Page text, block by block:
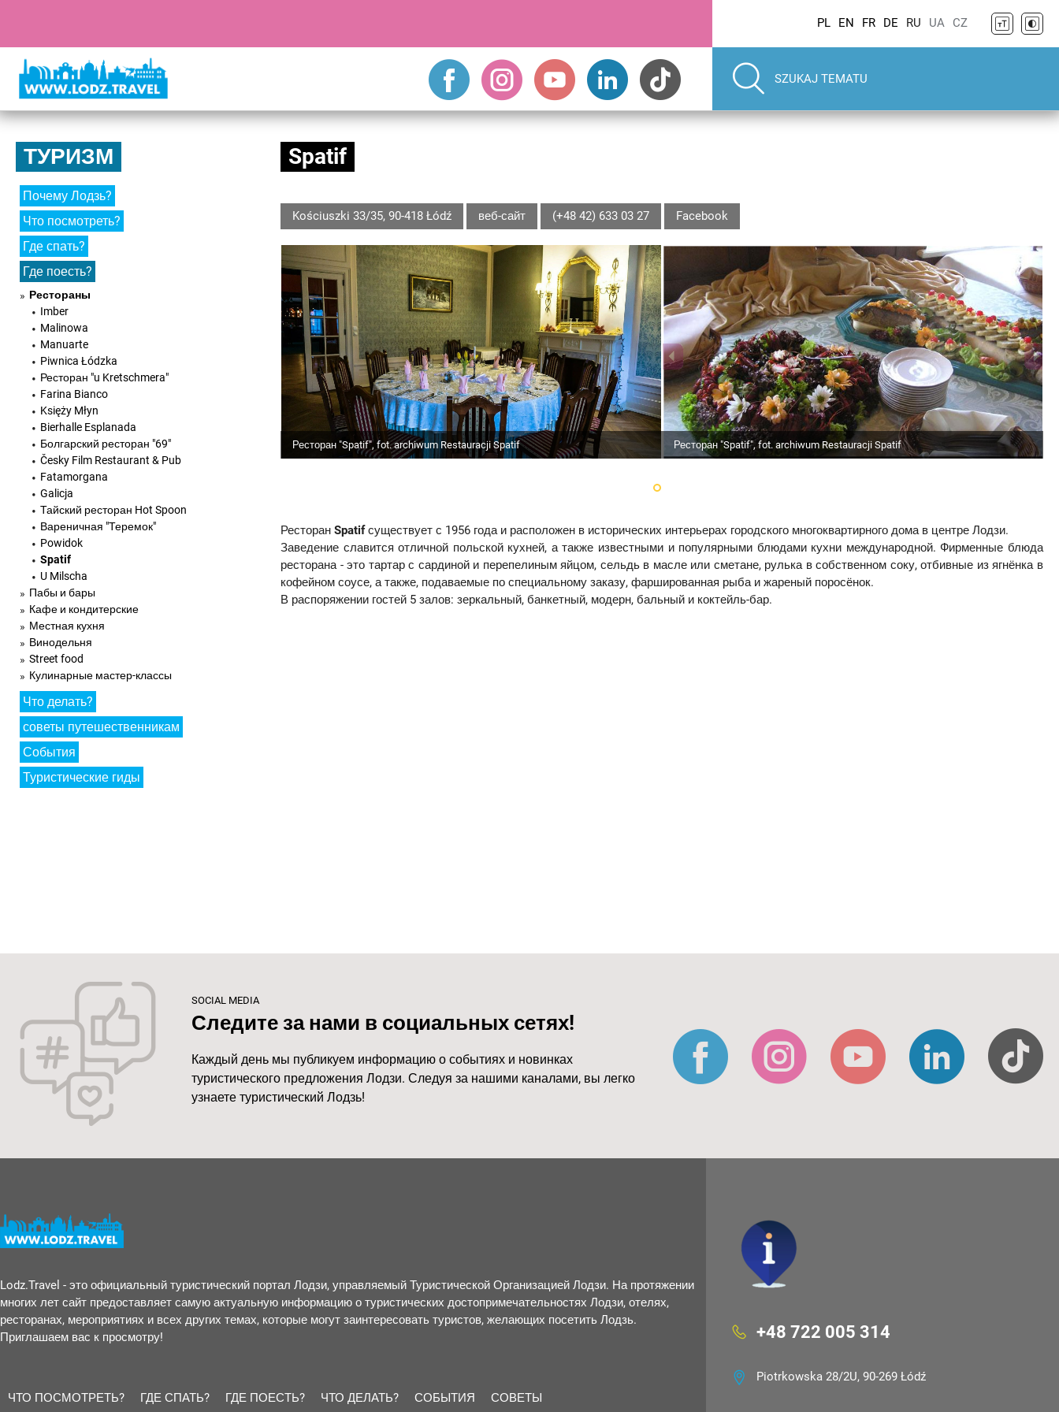
PL EN FR DE RU UA CZ
ТУРИЗМ
Почему Лодзь?
Что посмотреть?
Где спать?
Где поесть?
Рестораны
Imber
Malinowa
Manuarte
Piwnica Łódzka
Ресторан "u Kretschmera"
Farina Bianco
Księży Młyn
Bierhalle Esplanada
Болгарский ресторан "69"
Česky Film Restaurant & Pub
Fatamorgana
Galicja
Тайский ресторан Hot Spoon
Вареничная "Теремок"
Powidok
Spatif
U Milscha
Пабы и бары
Кафе и кондитерские
Местная кухня
Винодельня
Street food
Кулинарные мастер-классы
Что делать?
советы путешественникам
События
Туристические гиды
Spatif
Kościuszki 33/35, 90-418 Łódź веб-сайт (+48 42) 633 03 27 Facebook
Ресторан "Spatif", fot. archiwum Restauracji Spatif Ресторан "Spatif", fot. archiwum Restauracji Spatif
Ресторан Spatifсуществует с 1956 года и расположен в исторических интерьерах городского многоквартирного дома в центре Лодзи.
Заведение славится отличной польской кухней, а также известными и популярными блюдами кухни международной. Фирменные блюда
ресторана - это тартар с сардиной и перепелиным яйцом, сельдь в масле или сметане, рулька в собственном соку, отбивные из ягнёнка в
кофейном соусе, а также, подаваемые по специальному заказу, фаршированная рыба и жареный поросёнок.
В распоряжении гостей 5 залов: зеркальный, банкетный, модерн, бальный и коктейль-бар.
SOCIAL MEDIA
Следите за нами в социальных сетях!
Каждый день мы публикуем информацию о событиях и новинках
туристического предложения Лодзи. Следуя за нашими каналами, вы легко
узнаете туристический Лодзь!
Lodz.Travel - это официальный туристический портал Лодзи, управляемый Туристической Организацией Лодзи. На протяжении
многих лет сайт предоставляет самую актуальную информацию о туристических достопримечательностях Лодзи, отелях,
ресторанах, мероприятиях и всех других темах, которые могут заинтересовать туристов, желающих посетить Лодзь.
Приглашаем вас к просмотру!
ЧТО ПОСМОТРЕТЬ? ГДЕ СПАТЬ? ГДЕ ПОЕСТЬ? ЧТО ДЕЛАТЬ? СОБЫТИЯ СОВЕТЫ
+48 722 005 314
Piotrkowska 28/2U, 90-269 Łódź